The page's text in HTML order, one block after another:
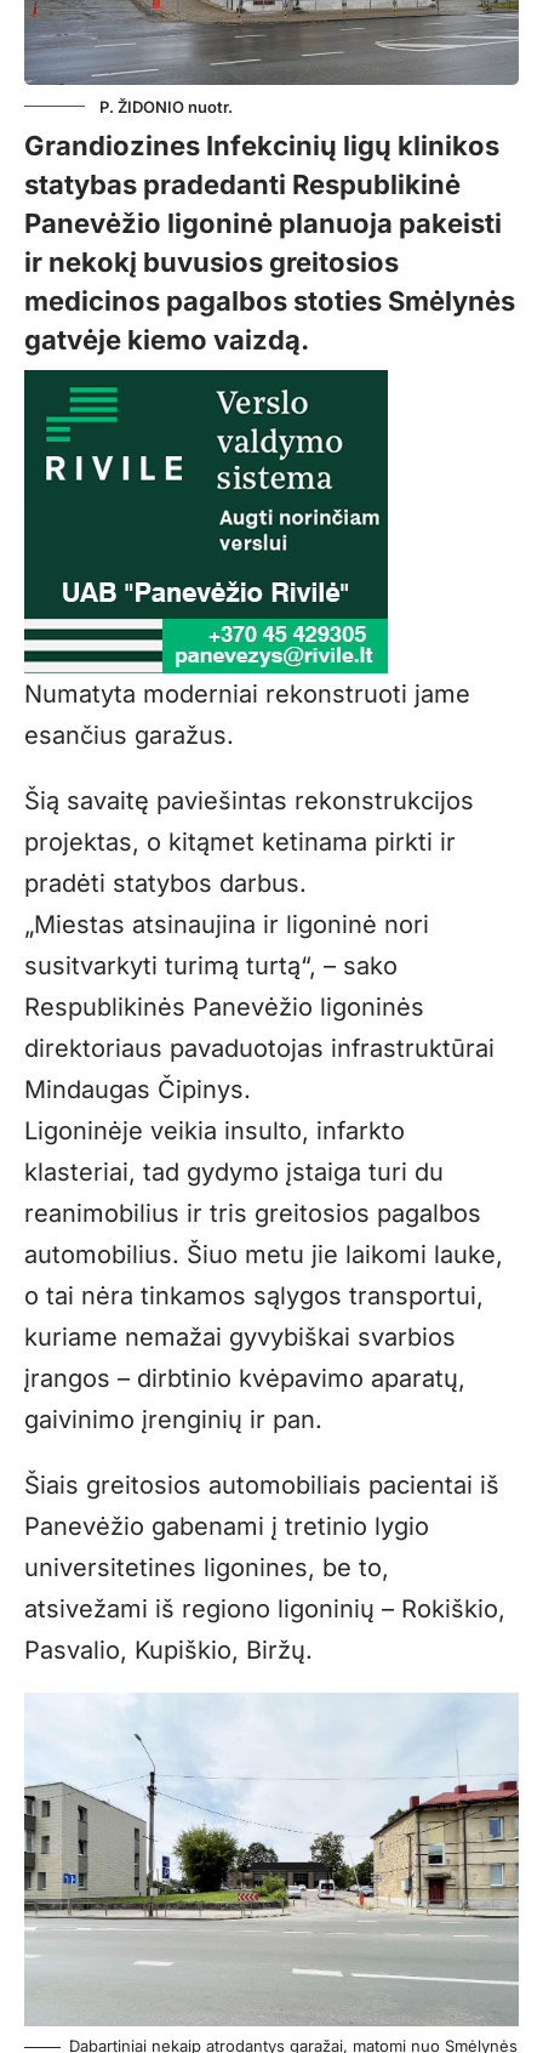
P. ŽIDONIO nuotr.
Grandiozines Infekcinių ligų klinikos
statybas pradedanti Respublikinė
Panevėžio ligoninė planuoja pakeisti
ir nekokį buvusios greitosios
medicinos pagalbos stoties Smėlynės
gatvėje kiemo vaizdą.
Numatyta moderniai rekonstruoti jame
esančius garažus.
Šią savaitę paviešintas rekonstrukcijos
projektas, o kitąmet ketinama pirkti ir
pradėti statybos darbus.
„Miestas atsinaujina ir ligoninė nori
susitvarkyti turimą turtą“, – sako
Respublikinės Panevėžio ligoninės
direktoriaus pavaduotojas infrastruktūrai
Mindaugas Čipinys.
Ligoninėje veikia insulto, infarkto
klasteriai, tad gydymo įstaiga turi du
reanimobilius ir tris greitosios pagalbos
automobilius. Šiuo metu jie laikomi lauke,
o tai nėra tinkamos sąlygos transportui,
kuriame nemažai gyvybiškai svarbios
įrangos – dirbtinio kvėpavimo aparatų,
gaivinimo įrenginių ir pan.
Šiais greitosios automobiliais pacientai iš
Panevėžio gabenami į tretinio lygio
universitetines ligonines, be to,
atsivežami iš regiono ligoninių – Rokiškio,
Pasvalio, Kupiškio, Biržų.
Dabartiniai nekaip atrodantys garažai, matomi nuo Smėlynės